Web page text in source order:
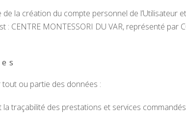
la création du compte personnel de l’Utilisateur
CENTRE MONTESSORI DU VAR, représenté par
ou partie des données :
traçabilité des prestations et services